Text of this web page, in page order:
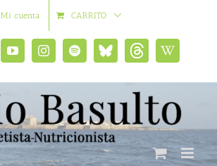
Mi cuenta CARRITO
YouTubeInstagramSpotifyBluesky
social
ThreadsWikipedia